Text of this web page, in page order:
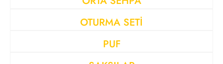
OTURMA SETİ
PUF